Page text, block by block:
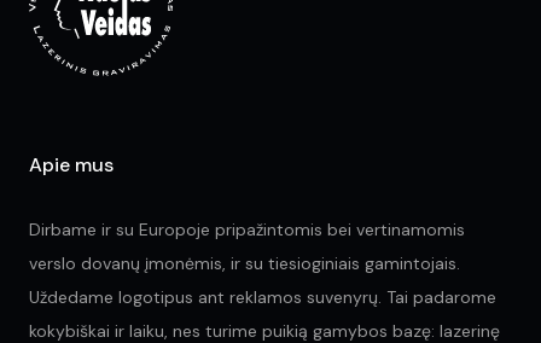
Apie mus
Dirbame ir su Europoje pripažintomis bei vertinamomis
verslo dovanų įmonėmis, ir su tiesioginiais gamintojais.
Uždedame logotipus ant reklamos suvenyrų. Tai padarome
kokybiškai ir laiku, nes turime puikią gamybos bazę: lazerinę